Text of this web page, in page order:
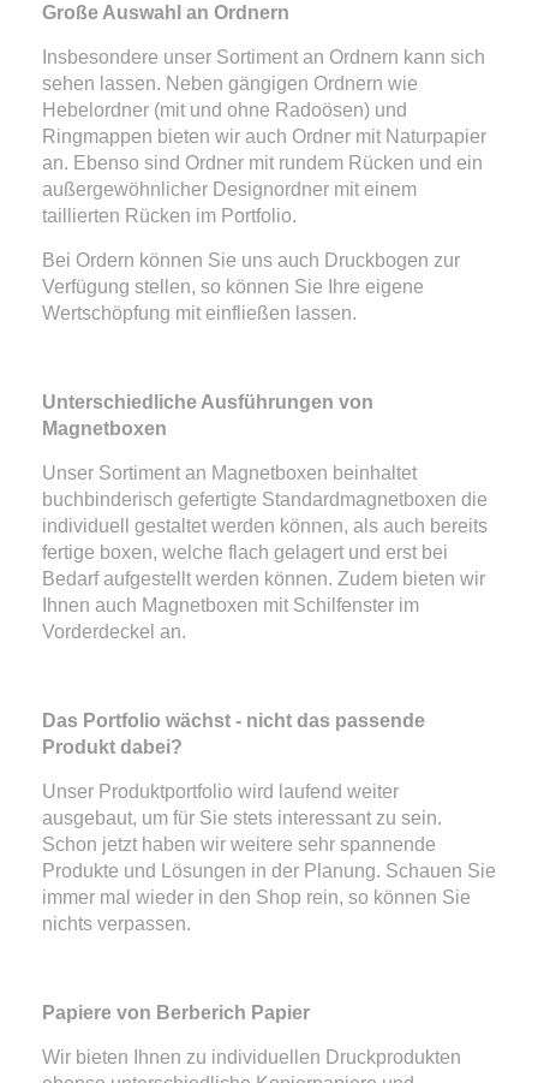
Große Auswahl an Ordnern
Insbesondere unser Sortiment an Ordnern kann sich
sehen lassen. Neben gängigen Ordnern wie
Hebelordner (mit und ohne Radoösen) und
Ringmappen bieten wir auch Ordner mit Naturpapier
an. Ebenso sind Ordner mit rundem Rücken und ein
außergewöhnlicher Designordner mit einem
taillierten Rücken im Portfolio.
Bei Ordern können Sie uns auch Druckbogen zur
Verfügung stellen, so können Sie Ihre eigene
Wertschöpfung mit einfließen lassen.
Unterschiedliche Ausführungen von
Magnetboxen
Unser Sortiment an Magnetboxen beinhaltet
buchbinderisch gefertigte Standardmagnetboxen die
individuell gestaltet werden können, als auch bereits
fertige boxen, welche flach gelagert und erst bei
Bedarf aufgestellt werden können. Zudem bieten wir
Ihnen auch Magnetboxen mit Schilfenster im
Vorderdeckel an.
Das Portfolio wächst - nicht das passende
Produkt dabei?
Unser Produktportfolio wird laufend weiter
ausgebaut, um für Sie stets interessant zu sein.
Schon jetzt haben wir weitere sehr spannende
Produkte und Lösungen in der Planung. Schauen Sie
immer mal wieder in den Shop rein, so können Sie
nichts verpassen.
Papiere von Berberich Papier
Wir bieten Ihnen zu individuellen Druckprodukten